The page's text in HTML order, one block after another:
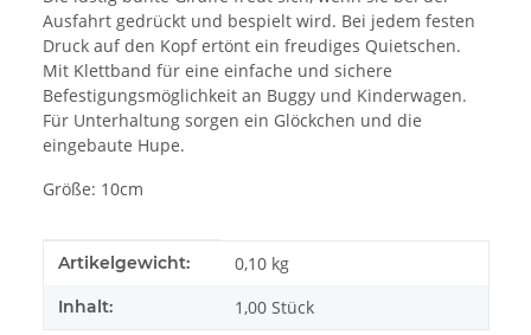
Ausfahrt gedrückt und bespielt wird. Bei jedem festen
Druck auf den Kopf ertönt ein freudiges Quietschen.
Mit Klettband für eine einfache und sichere
Befestigungsmöglichkeit an Buggy und Kinderwagen.
Für Unterhaltung sorgen ein Glöckchen und die
eingebaute Hupe.
Größe: 10cm
Produkteigenschaft
Wert
Artikelgewicht: 0,10 kg
Inhalt: 1,00 Stück